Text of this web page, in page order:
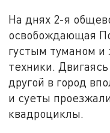
На днях 2-я
освобождающая
густым туманом и
техники.
другой в город
и суеты
квадроциклы.